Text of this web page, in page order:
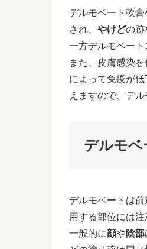
デルモベート軟膏
され、 やけどの跡
一方デルモベート
また、皮膚感染
によって免疫が
えますので、デ
デルモベ
デルモベートは
用する部位には注
一般的に顔や陰部